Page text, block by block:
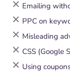
Emailing
PPC on
Misleading
CSS (Google
Using